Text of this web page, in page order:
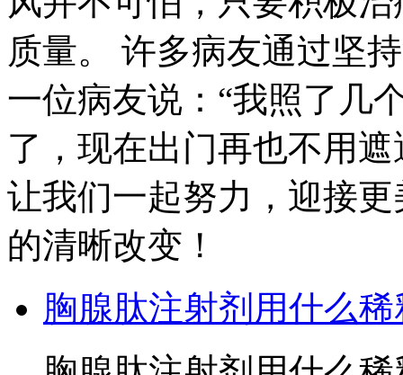
质量。 许多病友通过坚
一位病友说：“我照了几
了，现在出门再也不用
让我们一起努力，迎接
的清晰改变！
胸腺肽注射剂用什么稀